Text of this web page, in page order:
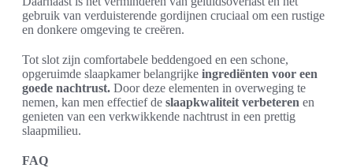
gebruik van verduisterende gordijnen cruciaal om een rustige
en donkere omgeving te creëren.
Tot slot zijn comfortabele beddengoed en een schone,
opgeruimde slaapkamer belangrijke ingrediënten voor een
goede nachtrust. Door deze elementen in overweging te
nemen, kan men effectief de slaapkwaliteit verbeteren en
genieten van een verkwikkende nachtrust in een prettig
slaapmilieu.
FAQ